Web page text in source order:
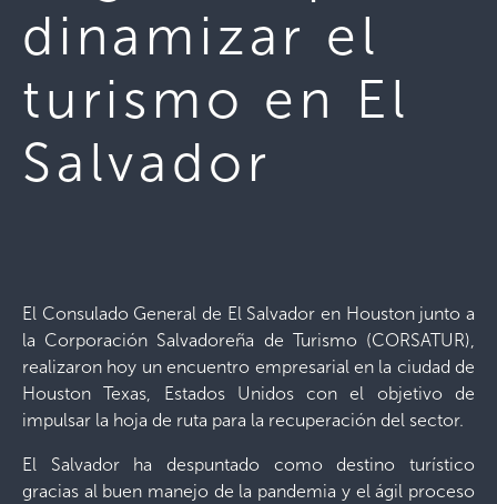
dinamizar el
turismo en El
Salvador
El Consulado General de El Salvador en Houston junto a
la Corporación Salvadoreña de Turismo (CORSATUR),
realizaron hoy un encuentro empresarial en la ciudad de
Houston Texas, Estados Unidos con el objetivo de
impulsar la hoja de ruta para la recuperación del sector.
El Salvador ha despuntado como destino turístico
gracias al buen manejo de la pandemia y el ágil proceso